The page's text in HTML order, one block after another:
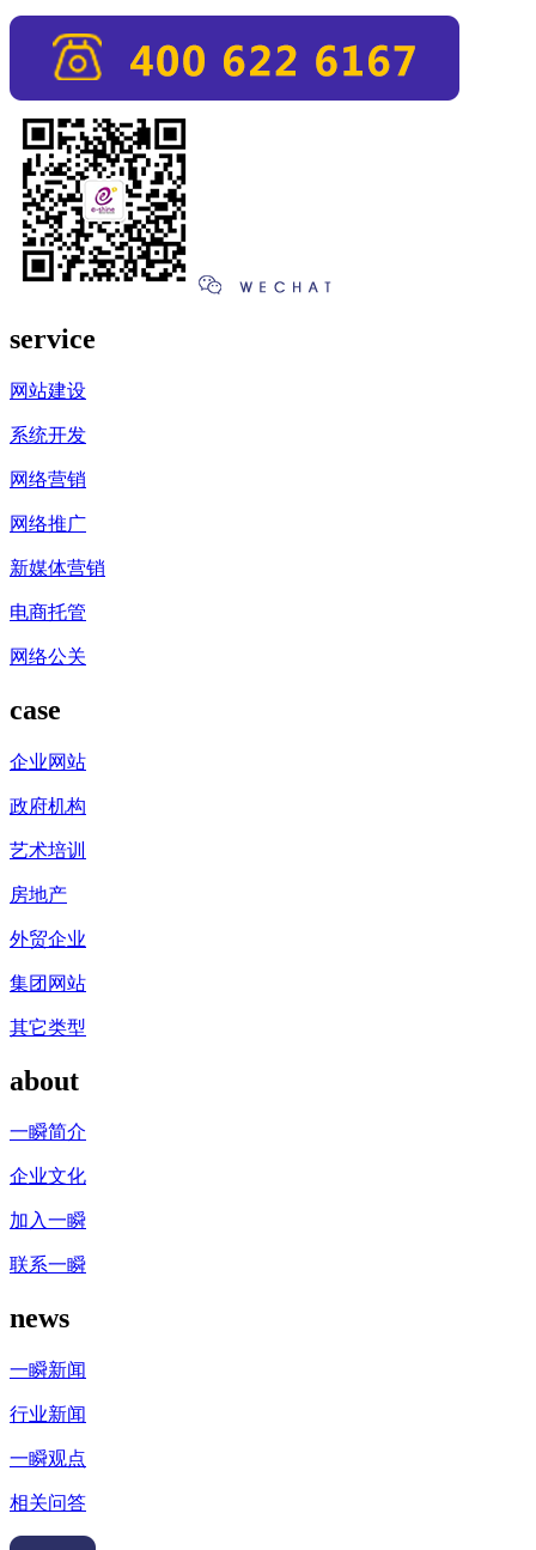
service
网站建设
系统开发
网络营销
网络推广
新媒体营销
电商托管
网络公关
case
企业网站
政府机构
艺术培训
房地产
外贸企业
集团网站
其它类型
about
一瞬简介
企业文化
加入一瞬
联系一瞬
news
一瞬新闻
行业新闻
一瞬观点
相关问答